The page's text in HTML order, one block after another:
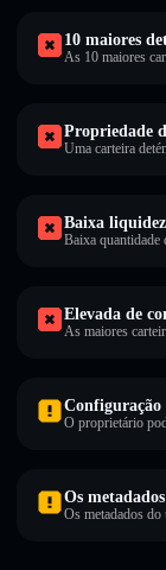
10 maiores
As 10 maiores
Propriedade
Uma carteira
Baixa
Baixa quantidade
Elevada de
As maiores
Configuração
O proprietário
Os
Os metadados